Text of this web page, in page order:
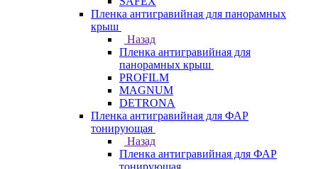
Пленка антигравийная для панорамных
крыш
Назад
Пленка антигравийная для
панорамных крыш
PROFILM
MAGNUM
DETRONA
Пленка антигравийная для ФАР
тонирующая
Назад
Пленка антигравийная для ФАР
тонирующая